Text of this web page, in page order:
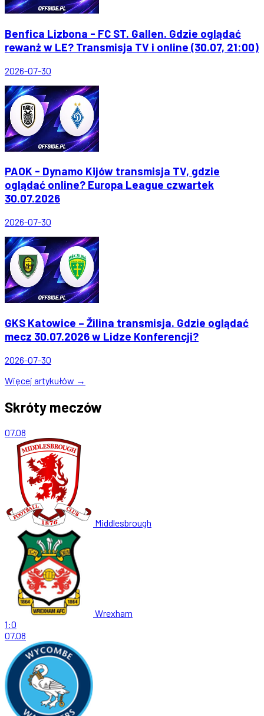
Benfica Lizbona - FC ST. Gallen. Gdzie oglądać
rewanż w LE? Transmisja TV i online (30.07, 21:00)
2026-07-30
PAOK - Dynamo Kijów transmisja TV, gdzie
oglądać online? Europa League czwartek
30.07.2026
2026-07-30
GKS Katowice – Žilina transmisja. Gdzie oglądać
mecz 30.07.2026 w Lidze Konferencji?
2026-07-30
Więcej artykułów →
Skróty meczów
07.08
Middlesbrough
Wrexham
1:0
07.08